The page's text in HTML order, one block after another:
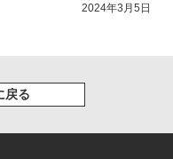
2024年3月5日
戻る